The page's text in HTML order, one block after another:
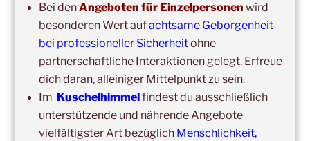
Update:
Unsere Gruppenveranstaltungen sind ohneEinschränkungen
in unseren Veranstaltungsräumen möglich!
Was schon immer galt und weiter gilt:
Fühlst du dich krank
Der nächste Termin ist nicht weit entfernt.
Bei denAngeboten für Einzelpersonen wird
besonderen Wert aufachtsame Geborgenheit
bei professioneller Sicherheitohne
partnerschaftliche Interaktionen gelegt. Erfreue
dich daran, alleiniger Mittelpunkt zu sein.
Im Kuschelhimmelfindest du ausschließlich
unterstützende und nährende Angebote
vielfältigster Art bezüglich Menschlichkeit,